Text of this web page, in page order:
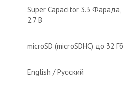
Super Capacitor 3.3 Фарада,
2.7 В
microSD (microSDHC) до 32 Гб
English / Русский